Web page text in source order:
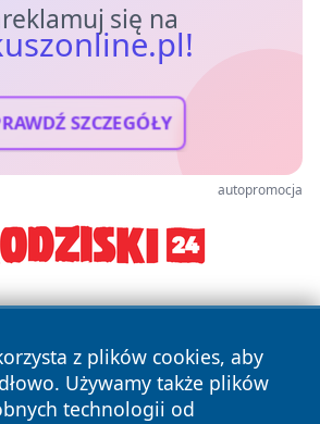
się na
SZCZEGÓŁY
autopromocja
z plików cookies, aby
Używamy także plików
technologii od